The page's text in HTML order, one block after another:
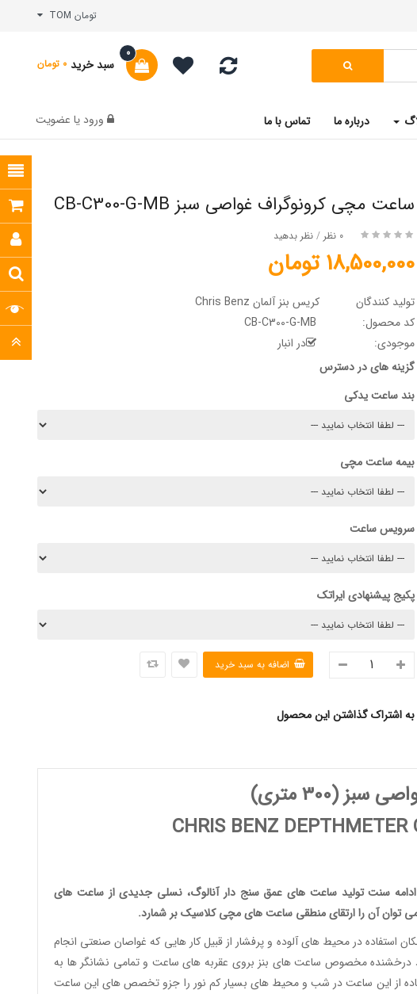
تومان TOM
سبد خرید
0
0 تومان
درباره ما تماس با ما ورود یا عضویت
ساعت مچی کرونوگراف غواصی سبز CB-C300-G-MB
0 نظر /نظر بدهید
18,500,000 تومان
تولید کنندگان
کریس بنز آلمان Chris Benz
کد محصول:
موجودی:
در انبار
گزینه های در دسترس
بند ساعت یدکی
بیمه ساعت مچی
سرویس ساعت
پکیج پیشنهادی ایراتک
به اشتراک گذاشتن این محصول
سبز(300 متری)
CHRIS BENZ DEPTHMETER
سنت تولیدساعت های عمق سنج دار آنالوگ، نسلی جدیدی ازساعت های
توان آن را ارتقای منطقی ساعت های مچی کلاسیکبر شمارد.
استفاده در محیط های آلوده و پرفشار از قبیل کار هایی که غواصان صنعتی انجام
درخشنده مخصوص ساعت های بنز بروی عقربه های ساعت و تمامی نشانگر ها به
از این ساعت در شب و محیط های بسیار کم نور را جزو تخصص های این ساعت